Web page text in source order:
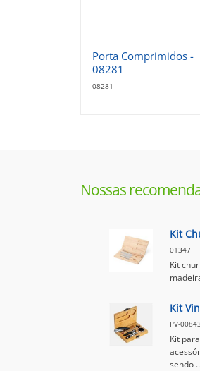
Porta Comprimidos -
08281
08281
Nossas
Kit
01347
Kit
Kit
PV-00843
Kit
sendo